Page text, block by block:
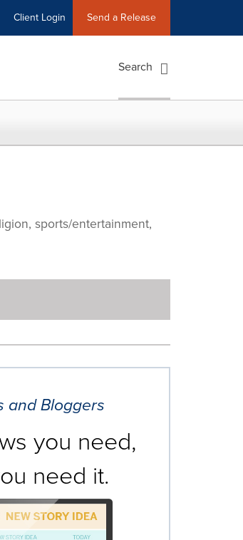
Client Login Send a Release
Search
sports/entertainment,
and Bloggers
you need,
need it.